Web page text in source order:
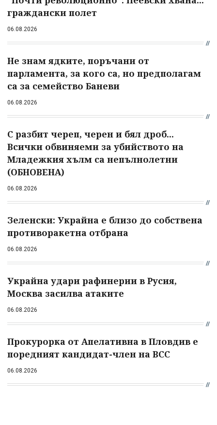
граждански полет
06.08.2026
Не знам ядките, поръчани от
парламента, за кого са, но предполагам
са за семейство Баневи
06.08.2026
С разбит череп, черен и бял дроб...
Всички обвиняеми за убийството на
Младежкия хълм са непълнолетни
(ОБНОВЕНА)
06.08.2026
Зеленски: Украйна е близо до собствена
противоракетна отбрана
06.08.2026
Украйна удари рафинерии в Русия,
Москва засилва атаките
06.08.2026
Прокурорка от Апелативна в Пловдив е
поредният кандидат-член на ВСС
06.08.2026